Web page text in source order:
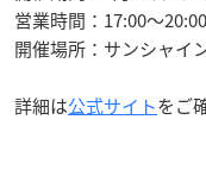
営業時間：17:00～
開催場所：サンシャイ
詳細は公式サイトをご